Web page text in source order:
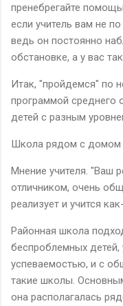
пренебрегайте
если учитель вам не
ведь он постоянно
обстановке, а у вас
Итак, "пройдемся" по
программой среднего
детей с разным
Школа рядом с домом
Мнение учителя. "Ваш
отличником, очень
реализует и учится
Районная школа
беспроблемных детей,
успеваемостью, и с
такие школы.
она располагалась